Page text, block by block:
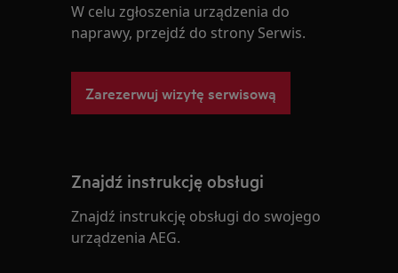
W celu zgłoszenia urządzenia do
naprawy, przejdź do strony Serwis.
Zarezerwuj wizytę serwisową
Znajdź instrukcję obsługi
Znajdź instrukcję obsługi do swojego
urządzenia AEG.